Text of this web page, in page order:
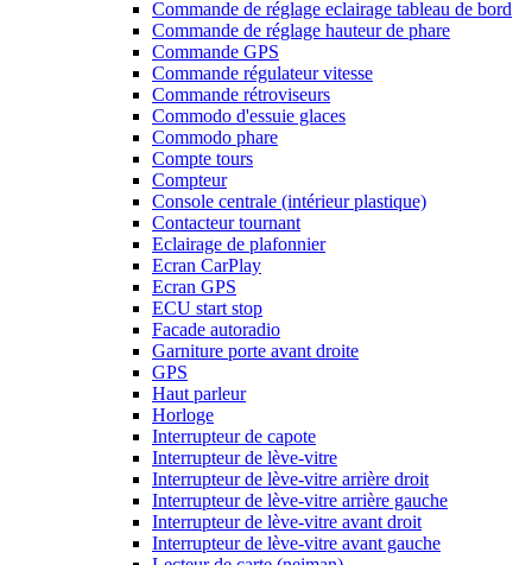
Commande de réglage eclairage tableau de bord
Commande de réglage hauteur de phare
Commande GPS
Commande régulateur vitesse
Commande rétroviseurs
Commodo d'essuie glaces
Commodo phare
Compte tours
Compteur
Console centrale (intérieur plastique)
Contacteur tournant
Eclairage de plafonnier
Ecran CarPlay
Ecran GPS
ECU start stop
Facade autoradio
Garniture porte avant droite
GPS
Haut parleur
Horloge
Interrupteur de capote
Interrupteur de lève-vitre
Interrupteur de lève-vitre arrière droit
Interrupteur de lève-vitre arrière gauche
Interrupteur de lève-vitre avant droit
Interrupteur de lève-vitre avant gauche